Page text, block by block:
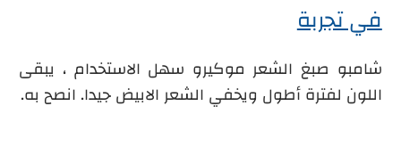
في تجربة
شامبو صبغ الشعر موكيرو سهل الاستخدام ، يبقى
اللون لفترة أطول ويخفي الشعر الابيض جيدا. انصح به.